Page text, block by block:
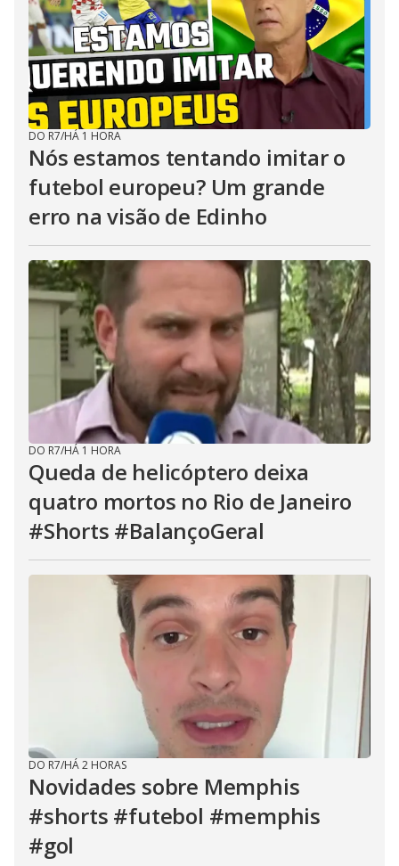
DO R7/HÁ 1 HORA
Nós estamos tentando imitar o
futebol europeu? Um grande
erro na visão de Edinho
DO R7/HÁ 1 HORA
Queda de helicóptero deixa
quatro mortos no Rio de Janeiro
#Shorts #BalançoGeral
DO R7/HÁ 2 HORAS
Novidades sobre Memphis
#shorts #futebol #memphis
#gol